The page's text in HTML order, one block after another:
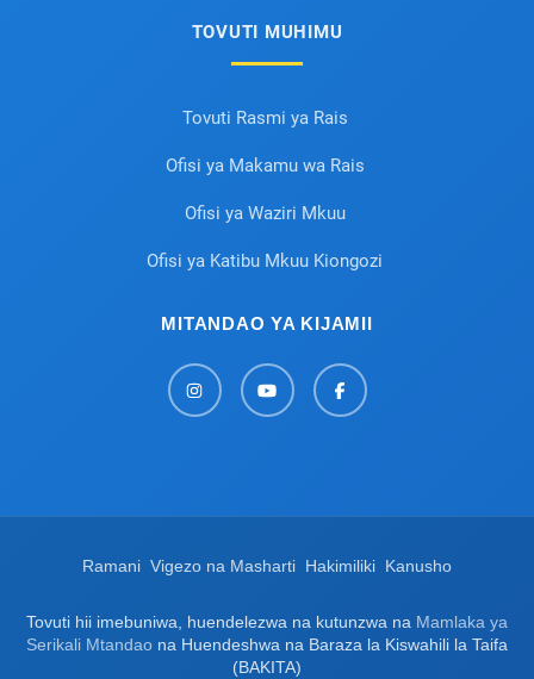
TOVUTI MUHIMU
Tovuti Rasmi ya Rais
Ofisi ya Makamu wa Rais
Ofisi ya Waziri Mkuu
Ofisi ya Katibu Mkuu Kiongozi
MITANDAO YA KIJAMII
Ramani Vigezo na Masharti Hakimiliki Kanusho
Tovuti hii imebuniwa, huendelezwa na kutunzwa na Mamlaka ya
Serikali Mtandao na Huendeshwa na Baraza la Kiswahili la Taifa
(BAKITA)